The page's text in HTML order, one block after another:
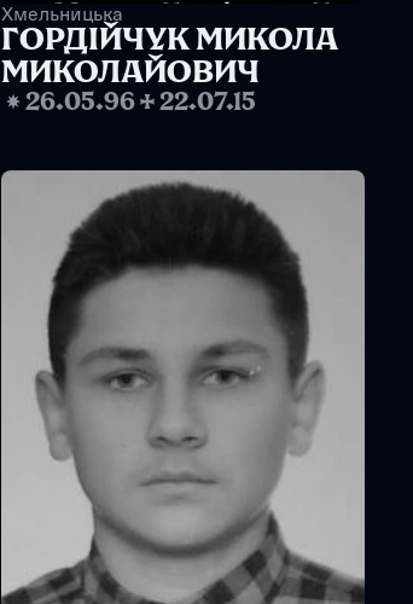
Хмельницька
ГОРДІЙЧУК МИКОЛА
МИКОЛАЙОВИЧ
❋26.05.96✢22.07.15